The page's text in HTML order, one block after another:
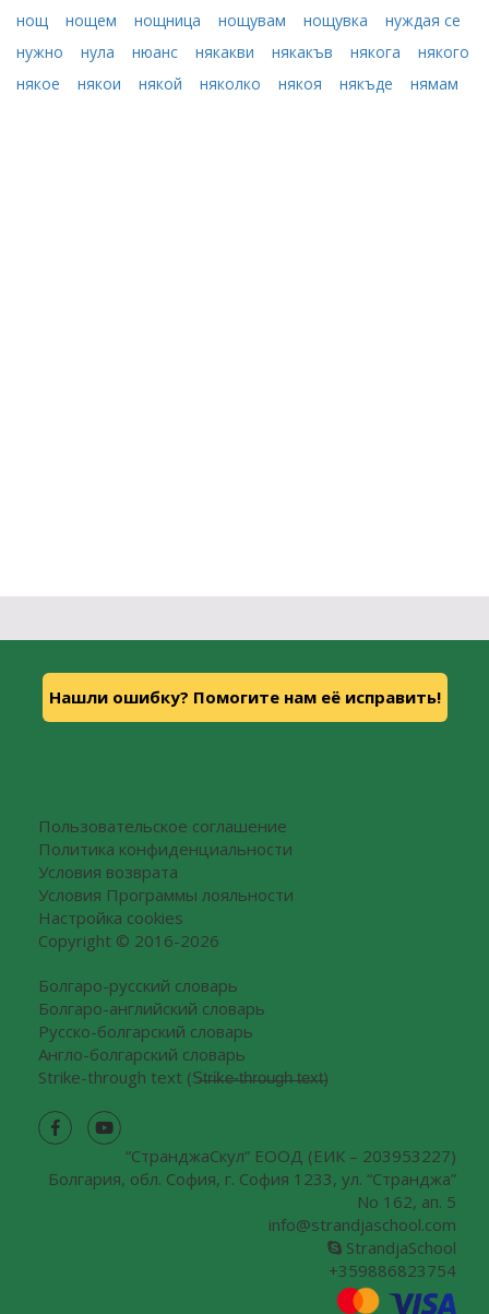
нощ
нощем нощница нощувам нощувка
нуждая се
нужно
нула нюанс някакви някакъв някога
някого
някое
някои някой няколко някоя някъде нямам
Нашли ошибку? Помогите нам её исправить!
Пользовательское соглашение
Политика конфиденциальности
Условия возврата
Условия Программы лояльности
Настройка cookies
Copyright © 2016-2026
Болгаро-русский словарь
Болгаро-английский словарь
Русско-болгарский словарь
Англо-болгарский словарь
Strike-through text (S̶t̶r̶i̶k̶e̶-̶t̶h̶r̶o̶u̶g̶h̶ ̶t̶e̶x̶t̶)
“СтранджаCкул” ЕООД (ЕИК – 203953227)
Болгария, обл. София, г. София 1233, ул. “Странджа”
No 162, ап. 5
info@strandjaschool.com
StrandjaSchool
+359886823754